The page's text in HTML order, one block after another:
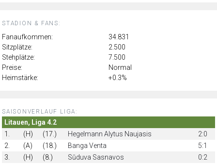
STADION & FANS:
Fanaufkommen:
34.831
Sitzplätze:
2.500
Stehplätze:
7.500
Preise:
Normal
Heimstärke:
+0.3%
SAISONVERLAUF LIGA:
Litauen, Liga 4.2
1.
(H) (17.) Hegelmann Alytus Naujasis
2:0
2.
(A) (18.) Banga Venta
5:1
3.
(H) (8.) Sūduva Sasnavos
0:2